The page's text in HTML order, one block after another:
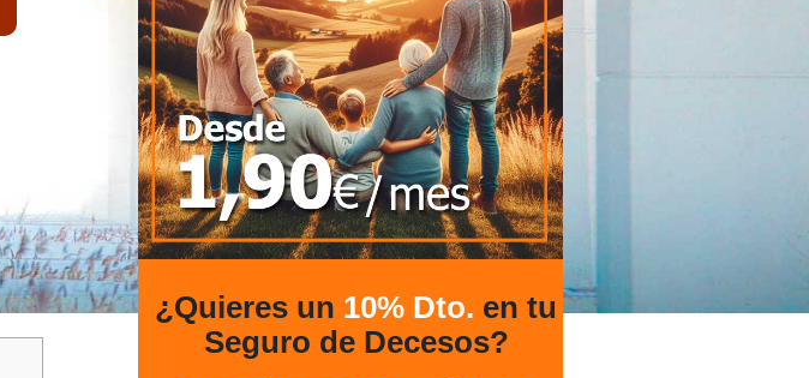
¿Quieres un 10% Dto. en tu
Seguro de Decesos?